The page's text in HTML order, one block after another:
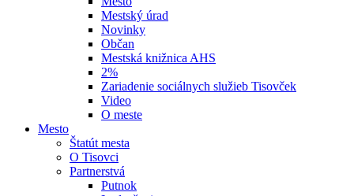
Mestský úrad
Novinky
Občan
Mestská knižnica AHS
2%
Zariadenie sociálnych služieb Tisovček
Video
O meste
Mesto
Štatút mesta
O Tisovci
Partnerstvá
Putnok